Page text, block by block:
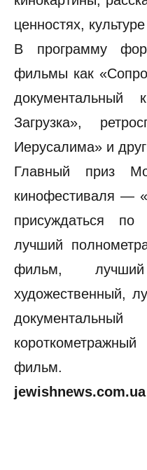
ценностях,
В программу
фильмы как
документальный
Загрузка»,
Иерусалима» и
Главный приз
кинофестиваля —
присуждаться
лучший
фильм, лучший
художественный,
фильм.
jewishnews.com.ua